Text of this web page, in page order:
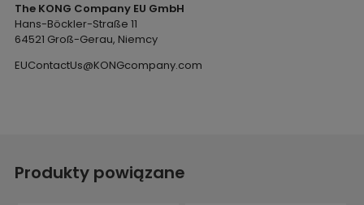
The KONG Company EU GmbH
Hans-Böckler-Straße 11
64521 Groß-Gerau, Niemcy
EUContactUs@KONGcompany.com
Produkty powiązane